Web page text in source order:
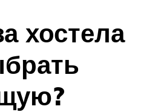
хостела